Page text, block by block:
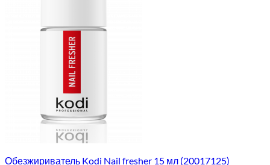
Обезжириватель Kodi Nail fresher 15 мл (20017125)